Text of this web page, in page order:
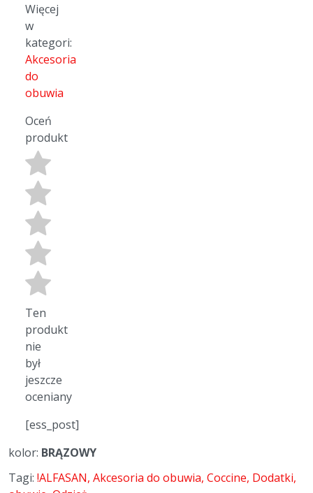
Więcej
w
kategori:
Akcesoria
do
obuwia
Oceń
produkt
Ten
produkt
nie
był
jeszcze
oceniany
[ess_post]
kolor: BRĄZOWY
Tagi: !ALFASAN Akcesoria do obuwia Coccine Dodatki